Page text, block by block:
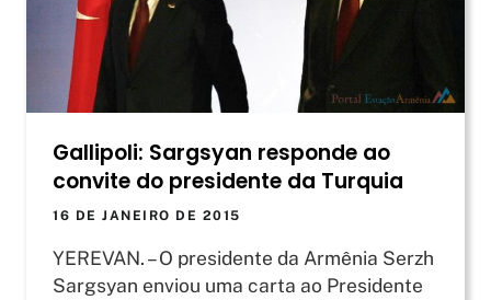
Gallipoli: Sargsyan responde ao
convite do presidente da Turquia
16 DE JANEIRO DE 2015
YEREVAN. – O presidente da Armênia Serzh
Sargsyan enviou uma carta ao Presidente